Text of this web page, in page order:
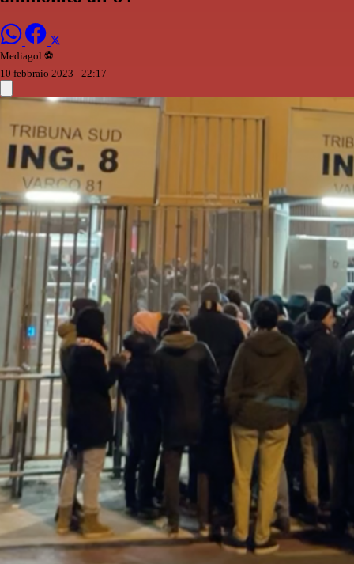
Mediagol ⚽️️
10 febbraio 2023 - 22:17